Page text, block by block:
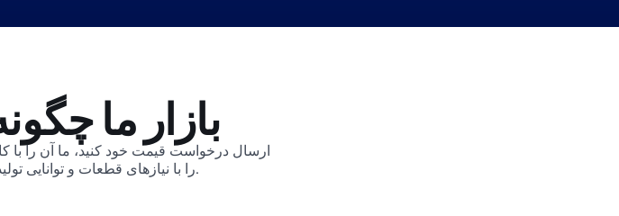
بازار ما
ارسال درخواست قیمت خود کنید، ما آن را با
را با نیازهای قطعات و توانایی تولیدی شما دارند، تطبیق می‌دهیم.